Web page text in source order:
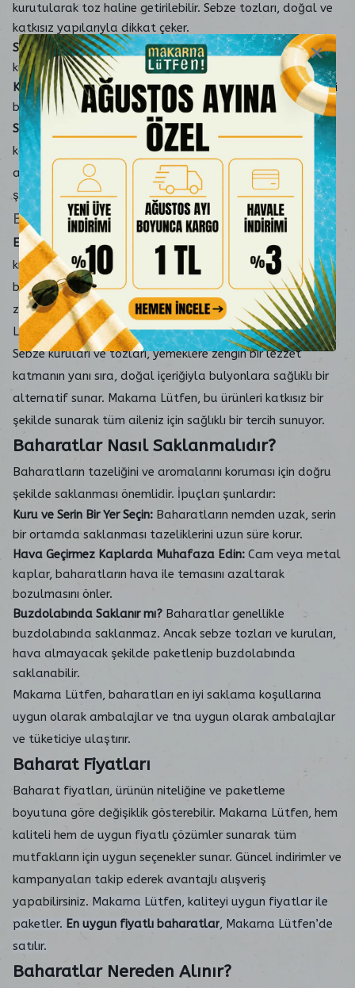
kurutularak toz haline getirilebilir. Sebze tozları, doğal ve
katkısız yapılarıyla dikkat çeker.
Sebze Kuruları:Soğan, sarımsak, kabak gibi sebzeler
kurutularak baharat olarak kullanılabilir.
Klasik Baharatlar:Karabiber, kimyon, kekik ve pul biber gibi
baharatlar mutfaklarda vazgeçilmezdir.
Sebze kuruları ve tozları , yemeklere zengin bir lezzet
katmanın yanı sıra, doğal içeriğiyla bulyonlara sağlıklı bir
alternatif sunar. Makarna Lütfen, bu ürünleri katkısız bir
şekilde sunarak tüm aileniz için sağlıklı bir tercih sunuyor.
En Çok Kullanılan Baharatlar
En çok tercih edilen baharatlar, karabiber, pul biber, kekik,
kimyon ve nane gibi lezzet özellikleriyle öne çıkar. Bu
baharatlar, yemeklere benzersiz bir tat katarken aynı
zamanda sağlık faydalarıyla da bilinir. Her biri Makarna
Lütfen'in özenle seçtiği ürünleri arasında yer alır.
Sebze kuruları ve tozları, yemeklere zengin bir lezzet
katmanın yanı sıra, doğal içeriğiyla bulyonlara sağlıklı bir
alternatif sunar. Makarna Lütfen, bu ürünleri katkısız bir
şekilde sunarak tüm aileniz için sağlıklı bir tercih sunuyor.
Baharatlar Nasıl Saklanmalıdır?
Baharatların tazeliğini ve aromalarını koruması için doğru
şekilde saklanması önemlidir. İpuçları şunlardır:
Kuru ve Serin Bir Yer Seçin: Baharatların nemden uzak, serin
bir ortamda saklanması tazeliklerini uzun süre korur.
Hava Geçirmez Kaplarda Muhafaza Edin: Cam veya metal
kaplar, baharatların hava ile temasını azaltarak
bozulmasını önler.
Buzdolabında Saklanır mı? Baharatlar genellikle
buzdolabında saklanmaz. Ancak sebze tozları ve kuruları,
hava almayacak şekilde paketlenip buzdolabında
saklanabilir.
Makarna Lütfen, baharatları en iyi saklama koşullarına
uygun olarak ambalajlar ve tna uygun olarak ambalajlar
ve tüketiciye ulaştırır.
Baharat Fiyatları
Baharat fiyatları, ürünün niteliğine ve paketleme
boyutuna göre değişiklik gösterebilir. Makarna Lütfen, hem
kaliteli hem de uygun fiyatlı çözümler sunarak tüm
mutfakların için uygun seçenekler sunar. Güncel indirimler ve
kampanyaları takip ederek avantajlı alışveriş
yapabilirsiniz. Makarna Lütfen, kaliteyi uygun fiyatlar ile
paketler. En uygun fiyatlı baharatlar, Makarna Lütfen’de
satılır.
Baharatlar Nereden Alınır?